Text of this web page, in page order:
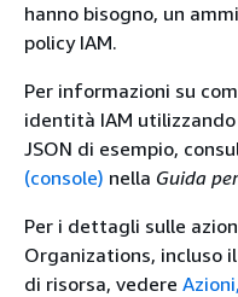
hanno bisogno, un
policy IAM.
Per informazioni su
identità IAM
JSON di esempio,
(console) nella Guida
Per i dettagli sulle
Organizations, incluso
di risorsa, vedere